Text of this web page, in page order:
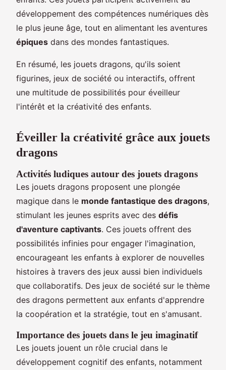
développement des compétences numériques dès
le plus jeune âge, tout en alimentant les aventures
épiques dans des mondes fantastiques.
En résumé, les jouets dragons, qu'ils soient
figurines, jeux de société ou interactifs, offrent
une multitude de possibilités pour éveilleur
l'intérêt et la créativité des enfants.
Éveiller la créativité grâce aux jouets
dragons
Activités ludiques autour des jouets dragons
Les jouets dragons proposent une plongée
magique dans le monde fantastique des dragons,
stimulant les jeunes esprits avec des défis
d'aventure captivants. Ces jouets offrent des
possibilités infinies pour engager l'imagination,
encourageant les enfants à explorer de nouvelles
histoires à travers des jeux aussi bien individuels
que collaboratifs. Des jeux de société sur le thème
des dragons permettent aux enfants d'apprendre
la coopération et la stratégie, tout en s'amusant.
Importance des jouets dans le jeu imaginatif
Les jouets jouent un rôle crucial dans le
développement cognitif des enfants, notamment